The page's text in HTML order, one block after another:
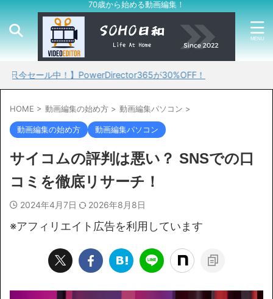
70歳から始める動画編集！
ル中！】PowerDirector365が30%OFF！
HOME > 動画編集の始め方 > 動画編集パソコン >
動画編集の始め方 動画編集パソコン
サイコムの評判は悪い？ SNSでの口
コミを徹底リサーチ！
2024年4月7日 2026年8月8日
※アフィリエイト広告を利用しています